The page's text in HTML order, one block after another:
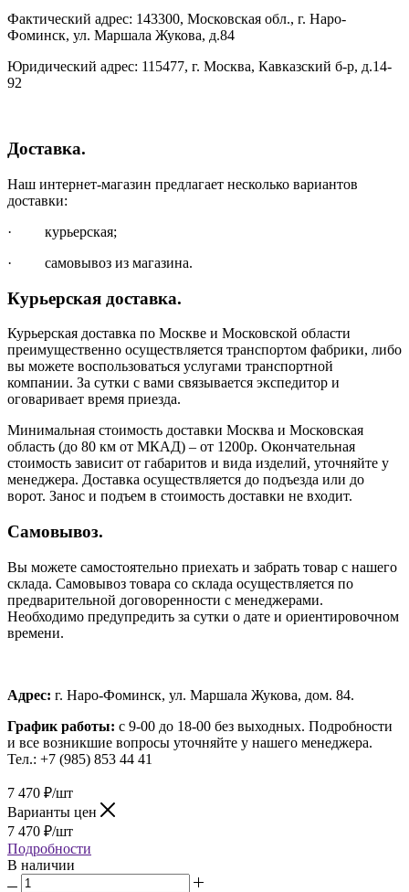
Фактический адрес: 143300, Московская обл., г. Наро-
Фоминск, ул. Маршала Жукова, д.84
Юридический адрес: 115477, г. Москва, Кавказский б-р, д.14-
92
Доставка.
Наш интернет-магазин предлагает несколько вариантов
доставки:
· курьерская;
· самовывоз из магазина.
Курьерская доставка.
Курьерская доставка по Москве и Московской области
преимущественно осуществляется транспортом фабрики, либо
вы можете воспользоваться услугами транспортной
компании. За сутки с вами связывается экспедитор и
оговаривает время приезда.
Минимальная стоимость доставки Москва и Московская
область (до 80 км от МКАД) – от 1200р. Окончательная
стоимость зависит от габаритов и вида изделий, уточняйте у
менеджера. Доставка осуществляется до подъезда или до
ворот. Занос и подъем в стоимость доставки не входит.
Самовывоз.
Вы можете самостоятельно приехать и забрать товар с нашего
склада. Самовывоз товара со склада осуществляется по
предварительной договоренности с менеджерами.
Необходимо предупредить за сутки о дате и ориентировочном
времени.
Адрес: г. Наро-Фоминск, ул. Маршала Жукова, дом. 84.
График работы: с 9-00 до 18-00 без выходных. Подробности
и все возникшие вопросы уточняйте у нашего менеджера.
Тел.: +7 (985) 853 44 41
7 470 ₽/шт
Варианты цен
7 470 ₽/шт
Подробности
В наличии